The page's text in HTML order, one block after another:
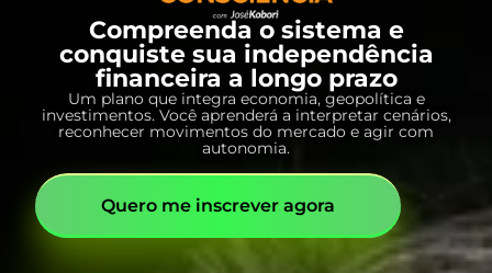
Compreenda o sistema e
conquiste sua independência
financeira a longo prazo
Um plano que integra economia, geopolítica e
investimentos. Você aprenderá a interpretar cenários,
reconhecer movimentos do mercado e agir com
autonomia.
Quero me inscrever agora